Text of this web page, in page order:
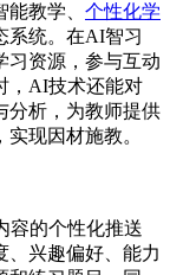
教学、 个性化学
系统。在AI智习
习资源，参与互动
，AI技术还能对
分析，为教师提供
现因材施教。
容的个性化推送
、兴趣偏好、能力